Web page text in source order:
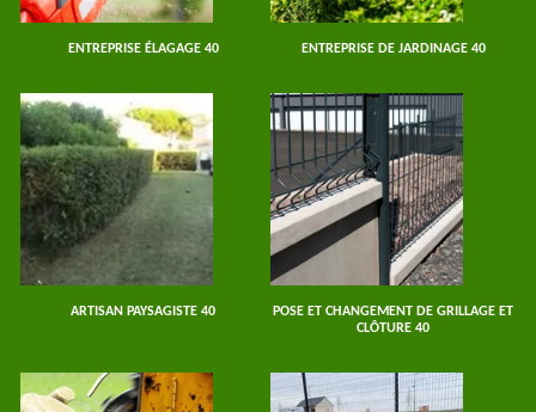
ENTREPRISE ÉLAGAGE 40 ENTREPRISE DE JARDINAGE 40
ARTISAN PAYSAGISTE 40
POSE ET CHANGEMENT DE GRILLAGE ET
CLÔTURE 40